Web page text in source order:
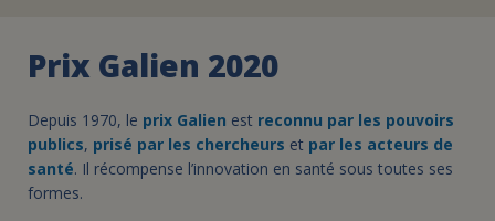
Prix Galien 2020
Depuis 1970, le prix Galien est reconnu par les pouvoirs
publics, prisé par les chercheurs et par les acteurs de
santé. Il récompense l’innovation en santé sous toutes ses
formes.